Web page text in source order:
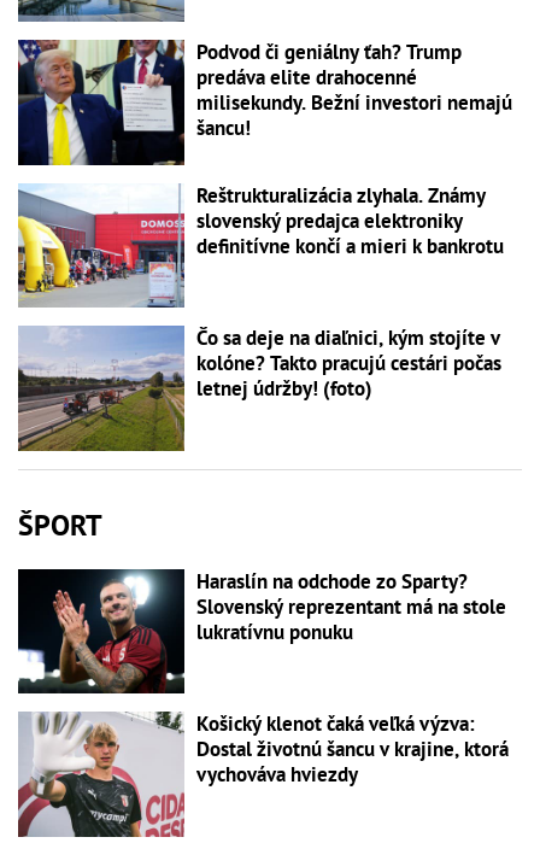
Podvod či geniálny ťah? Trump
predáva elite drahocenné
milisekundy. Bežní investori nemajú
šancu!
Reštrukturalizácia zlyhala. Známy
slovenský predajca elektroniky
definitívne končí a mieri k bankrotu
Čo sa deje na diaľnici, kým stojíte v
kolóne? Takto pracujú cestári počas
letnej údržby! (foto)
ŠPORT
Haraslín na odchode zo Sparty?
Slovenský reprezentant má na stole
lukratívnu ponuku
Košický klenot čaká veľká výzva:
Dostal životnú šancu v krajine, ktorá
vychováva hviezdy